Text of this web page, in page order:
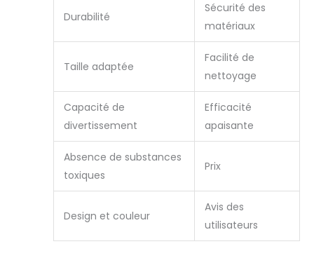
spéciale. Son doux
bruit de clochette
attire aussi
l’attention des
animaux de
compagnie,
permettant au
jouet de devenir
en toute sécurité
un accessoire
ludique pour vos
compagnons à
quatre pattes
lorsque bébé n’en
a plus besoin.
Durabilité
Sécurité des
matériaux
Taille adaptée
Facilité de
nettoyage
Capacité de
divertissement
Efficacité
apaisante
Absence de substances
toxiques
Prix
Design et couleur
Avis des
utilisateurs